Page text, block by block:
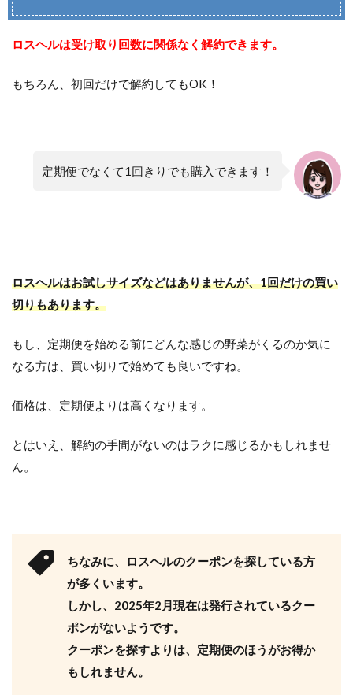
ロスヘルは受け取り回数に関係なく解約できます。
もちろん、初回だけで解約してもOK！
定期便でなくて1回きりでも購入できます！
ロスヘルはお試しサイズなどはありませんが、1回だけの買い
切りもあります。
もし、定期便を始める前にどんな感じの野菜がくるのか気に
なる方は、買い切りで始めても良いですね。
価格は、定期便よりは高くなります。
とはいえ、解約の手間がないのはラクに感じるかもしれませ
ん。
ちなみに、ロスヘルのクーポンを探している方
が多くいます。
しかし、2025年2月現在は発行されているクー
ポンがないようです。
クーポンを探すよりは、定期便のほうがお得か
もしれません。